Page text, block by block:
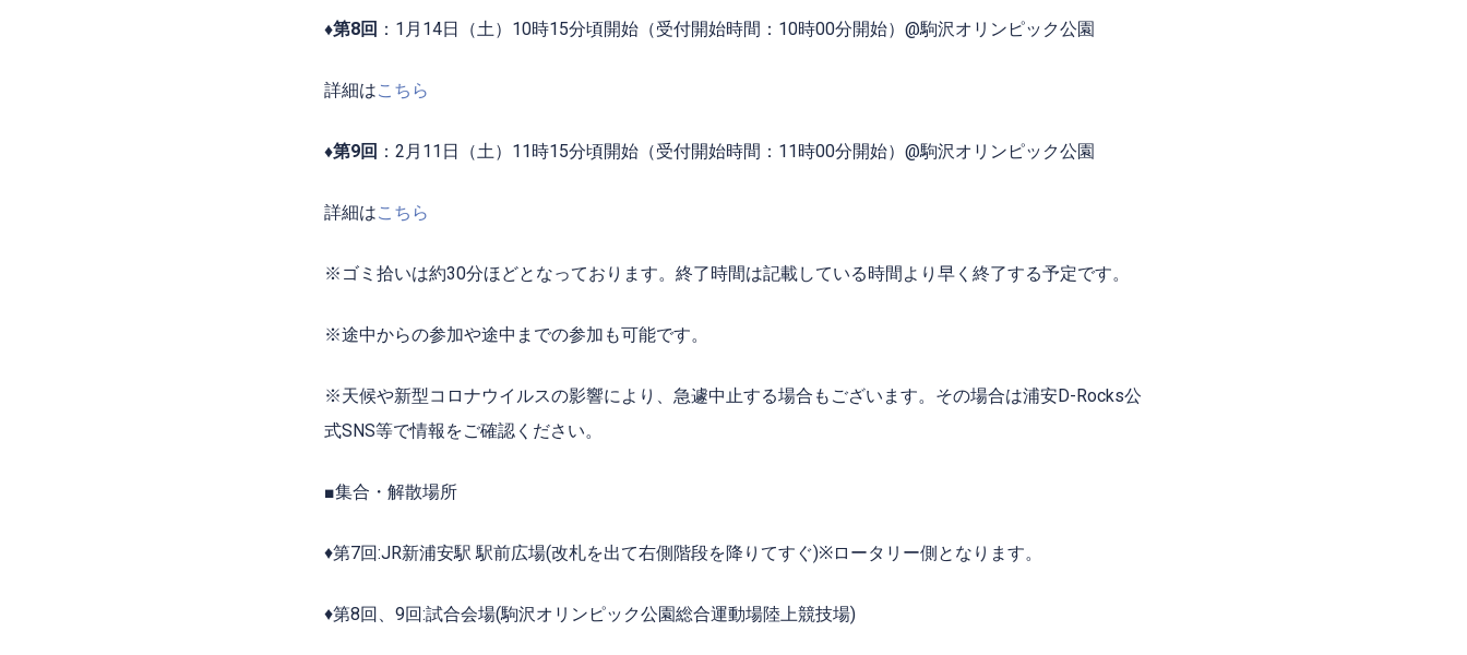
♦第8回 ： 1 月14日（土）10時15分頃開始（受付開始時間：10時00分開始）@駒沢オリンピック公園
詳細はこちら
♦第9回 ：2月11日（土）11時15分頃開始（受付開始時間：11時00分開始）@駒沢オリンピック公園
詳細はこちら
※ゴミ拾いは約30分ほどとなっております。終了時間は記載している時間より早く終了する予定です。
※途中からの参加や途中までの参加も可能です。
※天候や新型コロナウイルスの影響により、急遽中止する場合もございます。その場合は浦安D-Rocks公
式SNS等で情報をご確認ください。
■集合・解散場所
♦︎第7回:JR新浦安駅 駅前広場(改札を出て右側階段を降りてすぐ)※ロータリー側となります。
♦︎第8回、9回:試合会場(駒沢オリンピック公園総合運動場陸上競技場)